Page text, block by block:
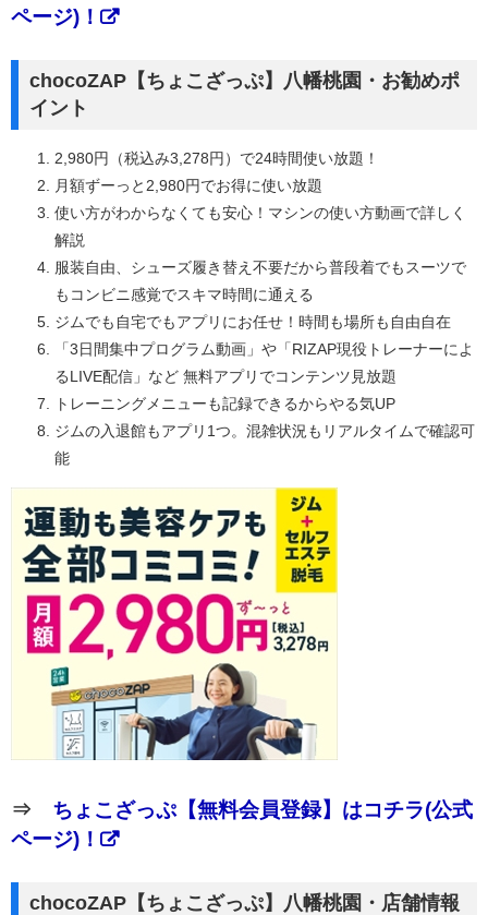
ページ)！
chocoZAP【ちょこざっぷ】八幡桃園・お勧めポ
イント
2,980円（税込み3,278円）で24時間使い放題！
月額ずーっと2,980円でお得に使い放題
使い方がわからなくても安心！マシンの使い方動画で詳しく
解説
服装自由、シューズ履き替え不要だから普段着でもスーツで
もコンビニ感覚でスキマ時間に通える
ジムでも自宅でもアプリにお任せ！時間も場所も自由自在
「3日間集中プログラム動画」や「RIZAP現役トレーナーによ
るLIVE配信」など 無料アプリでコンテンツ見放題
トレーニングメニューも記録できるからやる気UP
ジムの入退館もアプリ1つ。混雑状況もリアルタイムで確認可
能
⇒ ちょこざっぷ【無料会員登録】はコチラ(公式
ページ)！
chocoZAP【ちょこざっぷ】八幡桃園・店舗情報